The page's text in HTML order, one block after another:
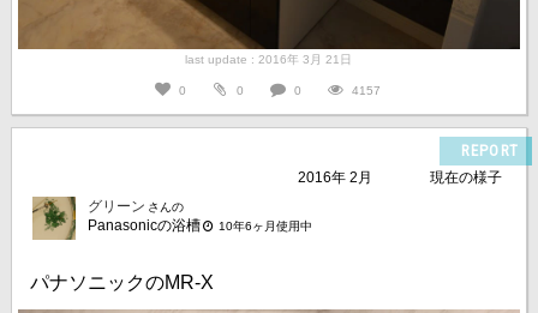
last update : 2016年 3月 21日
0 0 0 4157
REPORT
2016年 2月
現在の様子
グリーン さんの
Panasonicの浴槽 10年6ヶ月使用中
パナソニックのMR-X